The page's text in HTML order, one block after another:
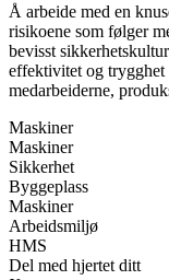
Å arbeide med en
risikoene som følger
bevisst
effektivitet og trygghet
medarbeiderne,
Maskiner
Maskiner
Sikkerhet
Byggeplass
Maskiner
Arbeidsmiljø
HMS
Del med hjertet ditt